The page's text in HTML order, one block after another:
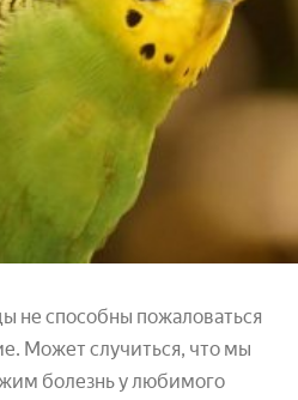
способны пожаловаться
Может случиться, что мы
болезнь у любимого